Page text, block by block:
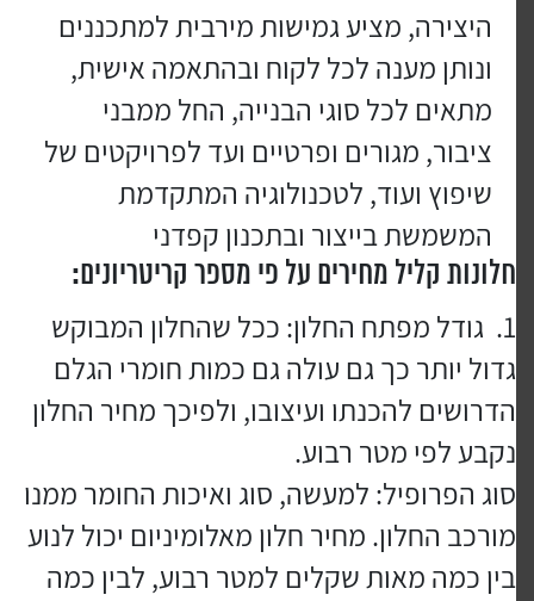
היצירה, מציע גמישות מירבית למתכננים
ונותן מענה לכל לקוח ובהתאמה אישית,
מתאים לכל סוגי הבנייה, החל ממבני
ציבור, מגורים ופרטיים ועד לפרויקטים של
שיפוץ ועוד, לטכנולוגיה המתקדמת
המשמשת בייצור ובתכנון קפדני
חלונות קליל מחירים על פי מספר קריטריונים:
גודל מפתח החלון: ככל שהחלון המבוקש
גדול יותר כך גם עולה גם כמות חומרי הגלם
הדרושים להכנתו ועיצובו, ולפיכך מחיר החלון
נקבע לפי מטר רבוע.
סוג הפרופיל: למעשה, סוג ואיכות החומר ממנו
מורכב החלון. מחיר חלון מאלומיניום יכול לנוע
בין כמה מאות שקלים למטר רבוע, לבין כמה